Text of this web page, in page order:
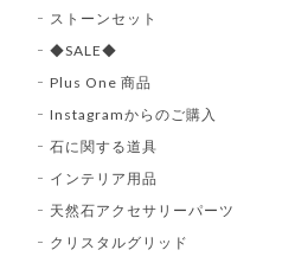
ストーンセット
◆SALE◆
Plus One 商品
Instagramからのご購入
石に関する道具
インテリア用品
天然石アクセサリーパーツ
クリスタルグリッド